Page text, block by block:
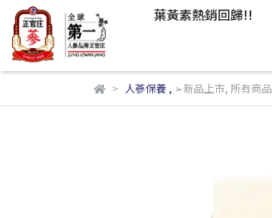
葉黃素熱銷回歸!!
人蔘保養, ➢新品上市, 所有商品